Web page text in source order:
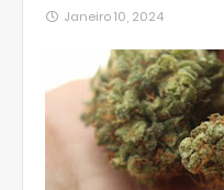
Janeiro 10, 2024